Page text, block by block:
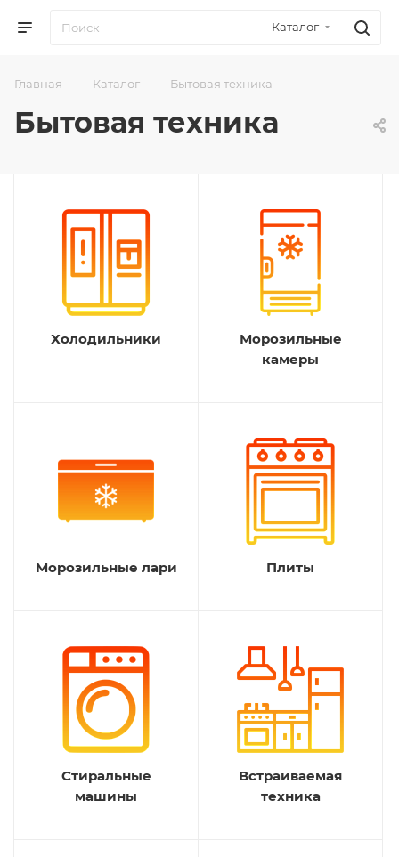
Каталог
Главная — Каталог — Бытовая техника
Бытовая техника
Холодильники
Морозильные
камеры
Морозильные лари Плиты
Стиральные
машины
Встраиваемая
техника